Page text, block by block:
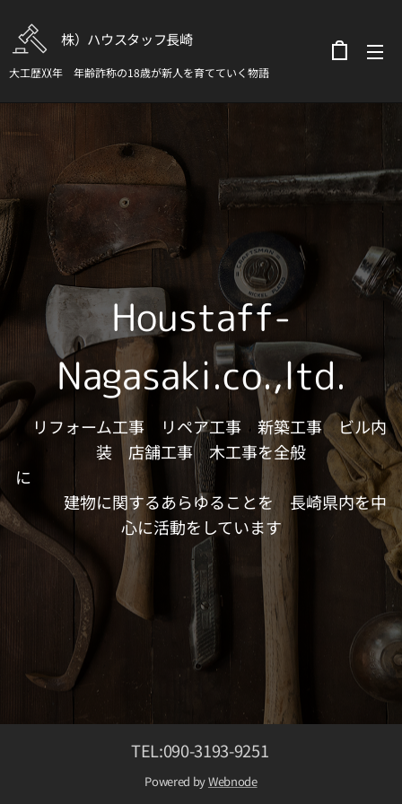
株）ハウスタッフ長崎
大工歴〷年 年齢詐称の18歳が新人を育てていく物語
Houstaff-
Nagasaki.co.,ltd.
リフォーム工事 リペア工事 新築工事 ビル内
装 店舗工事 木工事を全般
に
建物に関するあらゆることを 長崎県内を中
心に活動をしています
TEL:090-3193-9251
Powered byWebnode